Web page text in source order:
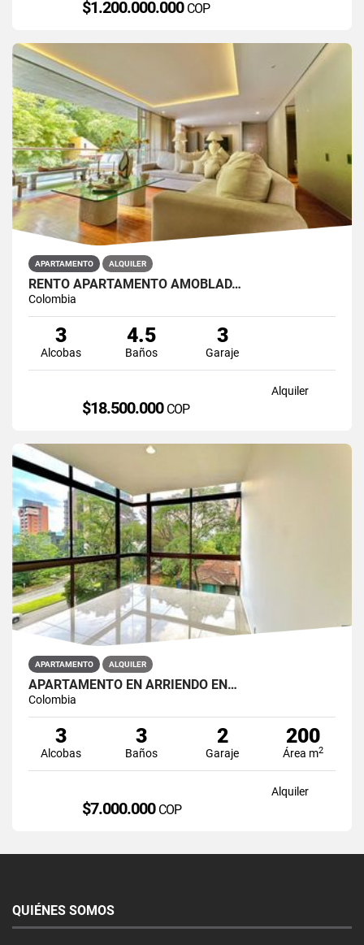
$1.200.000.000 COP
APARTAMENTO ALQUILER
RENTO APARTAMENTO AMOBLAD…
Colombia
3
Alcobas
4.5
Baños
3
Garaje
Alquiler
$18.500.000 COP
APARTAMENTO ALQUILER
APARTAMENTO EN ARRIENDO EN…
Colombia
3
Alcobas
3
Baños
2
Garaje
200
Área m2
Alquiler
$7.000.000 COP
QUIÉNES SOMOS